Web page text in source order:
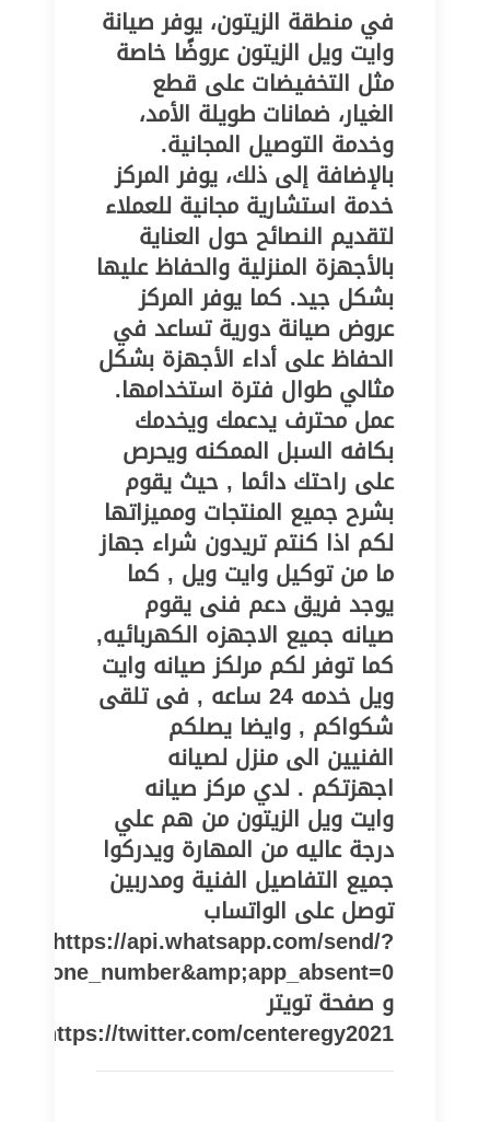
في منطقة الزيتون، يوفر صيانة
وايت ويل الزيتون عروضًا خاصة
مثل التخفيضات على قطع
الغيار، ضمانات طويلة الأمد،
وخدمة التوصيل المجانية.
بالإضافة إلى ذلك، يوفر المركز
خدمة استشارية مجانية للعملاء
لتقديم النصائح حول العناية
بالأجهزة المنزلية والحفاظ عليها
بشكل جيد. كما يوفر المركز
عروض صيانة دورية تساعد في
الحفاظ على أداء الأجهزة بشكل
مثالي طوال فترة استخدامها.
عمل محترف يدعمك ويخدمك
بكافه السبل الممكنه ويحرص
على راحتك دائما , حيث يقوم
بشرح جميع المنتجات ومميزاتها
لكم اذا كنتم تريدون شراء جهاز
ما من توكيل وايت ويل , كما
يوجد فريق دعم فنى يقوم
صيانه جميع الاجهزه الكهربائيه,
كما توفر لكم مرلكز صيانه وايت
ويل خدمه 24 ساعه , فى تلقى
شكواكم , وايضا يصلكم
الفنيين الى منزل لصيانه
اجهزتكم . لدي مركز صيانه
وايت ويل الزيتون من هم علي
درجة عاليه من المهارة ويدركوا
جميع التفاصيل الفنية ومدربين
توصل على الواتساب
https://api.whatsapp.com/send/?
و صفحة تويتر
https://twitter.com/centeregy2021